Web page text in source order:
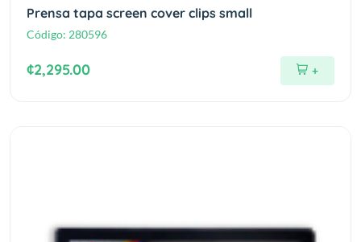
Prensa tapa screen cover clips small
Código: 280596
¢2,295.00 +